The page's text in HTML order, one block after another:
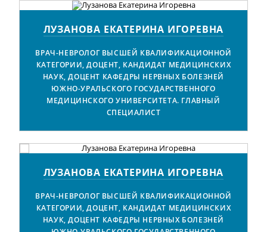
ЛУЗАНОВА ЕКАТЕРИНА ИГОРЕВНА
ВРАЧ-НЕВРОЛОГ ВЫСШЕЙ КВАЛИФИКАЦИОННОЙ
КАТЕГОРИИ, ДОЦЕНТ, КАНДИДАТ МЕДИЦИНСКИХ
НАУК, ДОЦЕНТ КАФЕДРЫ НЕРВНЫХ БОЛЕЗНЕЙ
ЮЖНО-УРАЛЬСКОГО ГОСУДАРСТВЕННОГО
МЕДИЦИНСКОГО УНИВЕРСИТЕТА. ГЛАВНЫЙ
СПЕЦИАЛИСТ
ЛУЗАНОВА ЕКАТЕРИНА ИГОРЕВНА
ВРАЧ-НЕВРОЛОГ ВЫСШЕЙ КВАЛИФИКАЦИОННОЙ
КАТЕГОРИИ, ДОЦЕНТ, КАНДИДАТ МЕДИЦИНСКИХ
НАУК, ДОЦЕНТ КАФЕДРЫ НЕРВНЫХ БОЛЕЗНЕЙ